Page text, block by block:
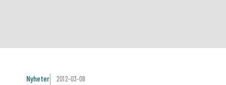
Nyheter 2012-03-08